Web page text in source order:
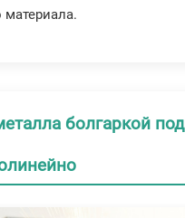
материала.
болгаркой под